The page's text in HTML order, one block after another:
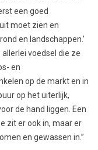
een goed
moet zien en
en landschappen.’
voedsel die ze
en
op de markt en in
op het uiterlijk,
de hand liggen. Een
zit er ook in, maar er
en gewassen in.”